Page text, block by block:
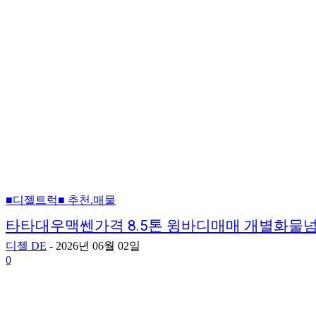
■디젤트럭■ 추천.매물
타타대우맥쎈가격 8.5톤 윙바디매매 개별화물
디젤 DE - 2026년 06월 02일
0